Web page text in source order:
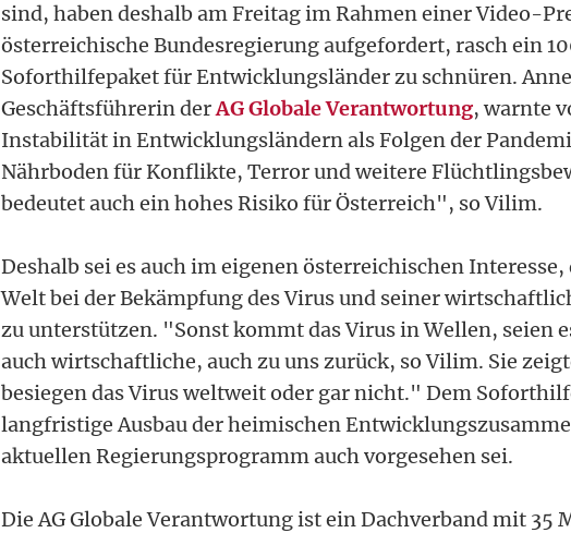
sind, haben deshalb am Freitag im Rahmen einer Video-
österreichische Bundesregierung aufgefordert, rasch ein
Soforthilfepaket für Entwicklungsländer zu schnüren.
Geschäftsführerin derAG Globale Verantwortung, warnte
Instabilität in Entwicklungsländern als Folgen der
Nährboden für Konflikte, Terror und weitere
bedeutet auch ein hohes Risiko für Österreich", so Vilim.
Deshalb sei es auch im eigenen österreichischen
Welt bei der Bekämpfung des Virus und seiner
zu unterstützen. "Sonst kommt das Virus in Wellen, seien
auch wirtschaftliche, auch zu uns zurück, so Vilim. Sie
besiegen das Virus weltweit oder gar nicht." Dem
langfristige Ausbau der heimischen
aktuellen Regierungsprogramm auch vorgesehen sei.
Die AG Globale Verantwortung ist ein Dachverband mit